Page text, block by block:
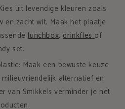
uit levendige kleuren zoals
en zacht wit. Maak het plaatje
lunchbox,drinkflesof
set.
Maak een bewuste keuze
alternatief en
van Smikkels verminder je het